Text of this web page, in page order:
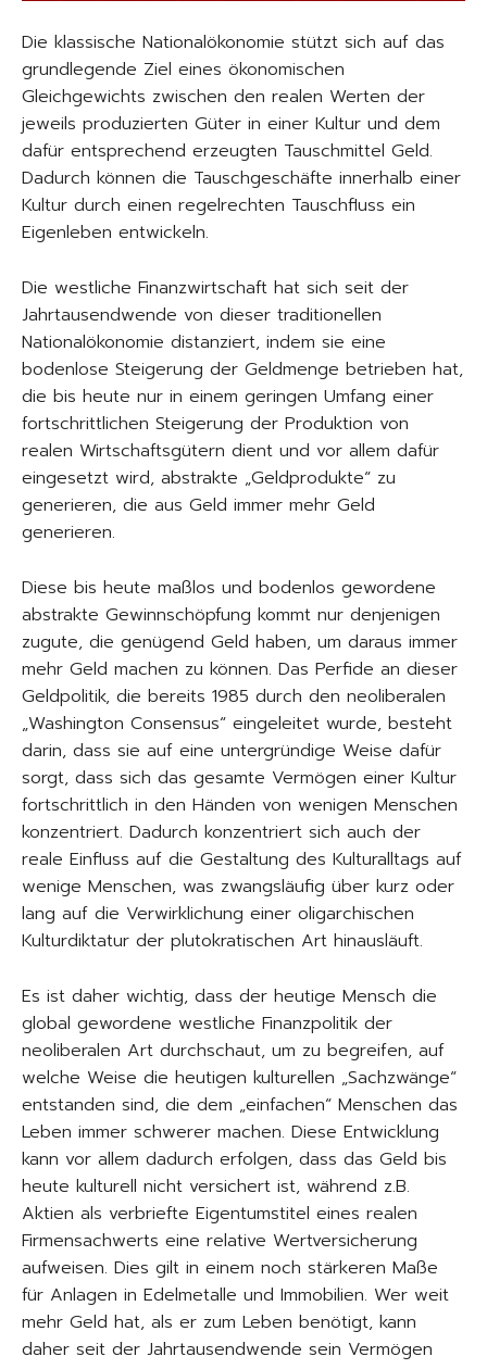
Die klassische Nationalökonomie stützt sich auf das
grundlegende Ziel eines ökonomischen
Gleichgewichts zwischen den realen Werten der
jeweils produzierten Güter in einer Kultur und dem
dafür entsprechend erzeugten Tauschmittel Geld.
Dadurch können die Tauschgeschäfte innerhalb einer
Kultur durch einen regelrechten Tauschfluss ein
Eigenleben entwickeln.
Die westliche Finanzwirtschaft hat sich seit der
Jahrtausendwende von dieser traditionellen
Nationalökonomie distanziert, indem sie eine
bodenlose Steigerung der Geldmenge betrieben hat,
die bis heute nur in einem geringen Umfang einer
fortschrittlichen Steigerung der Produktion von
realen Wirtschaftsgütern dient und vor allem dafür
eingesetzt wird, abstrakte „Geldprodukte“ zu
generieren, die aus Geld immer mehr Geld
generieren.
Diese bis heute maßlos und bodenlos gewordene
abstrakte Gewinnschöpfung kommt nur denjenigen
zugute, die genügend Geld haben, um daraus immer
mehr Geld machen zu können. Das Perfide an dieser
Geldpolitik, die bereits 1985 durch den neoliberalen
„Washington Consensus“ eingeleitet wurde, besteht
darin, dass sie auf eine untergründige Weise dafür
sorgt, dass sich das gesamte Vermögen einer Kultur
fortschrittlich in den Händen von wenigen Menschen
konzentriert. Dadurch konzentriert sich auch der
reale Einfluss auf die Gestaltung des Kulturalltags auf
wenige Menschen, was zwangsläufig über kurz oder
lang auf die Verwirklichung einer oligarchischen
Kulturdiktatur der plutokratischen Art hinausläuft.
Es ist daher wichtig, dass der heutige Mensch die
global gewordene westliche Finanzpolitik der
neoliberalen Art durchschaut, um zu begreifen, auf
welche Weise die heutigen kulturellen „Sachzwänge“
entstanden sind, die dem „einfachen“ Menschen das
Leben immer schwerer machen. Diese Entwicklung
kann vor allem dadurch erfolgen, dass das Geld bis
heute kulturell nicht versichert ist, während z.B.
Aktien als verbriefte Eigentumstitel eines realen
Firmensachwerts eine relative Wertversicherung
aufweisen. Dies gilt in einem noch stärkeren Maße
für Anlagen in Edelmetalle und Immobilien. Wer weit
mehr Geld hat, als er zum Leben benötigt, kann
daher seit der Jahrtausendwende sein Vermögen